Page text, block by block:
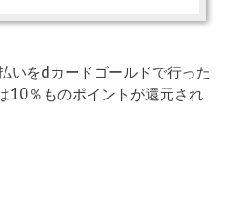
いをdカードゴールドで行った
10％ものポイントが還元され